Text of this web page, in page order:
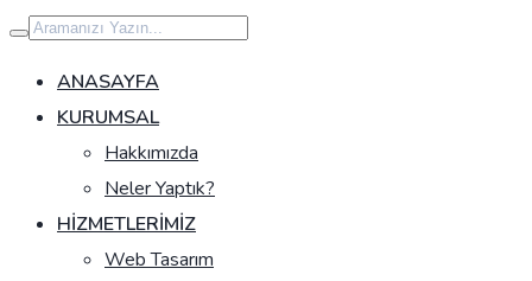
İçeriğe
geç
ANASAYFA
KURUMSAL
Hakkımızda
Neler Yaptık?
HIZMETLERIMIZ
Web Tasarım